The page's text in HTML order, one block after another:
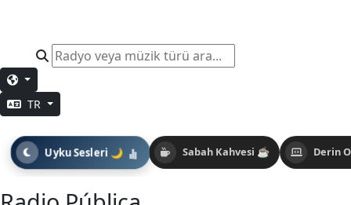
TR
Sabah Kahvesi ☕ Derin
Uyku Sesleri 🌙